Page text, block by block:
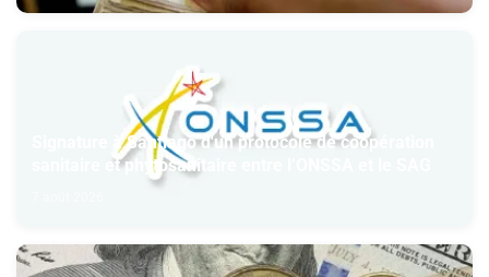
Signature à Santiago d'un protocole de coopération
sanitaire et phytosanitaire entre l’ONSSA et le SAG